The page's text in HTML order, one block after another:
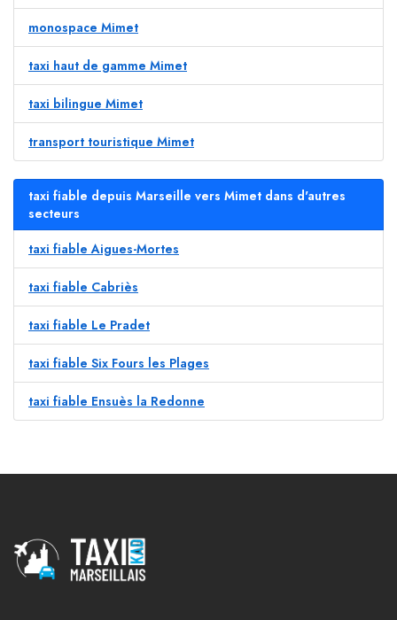
monospace Mimet
taxi haut de gamme Mimet
taxi bilingue Mimet
transport touristique Mimet
taxi fiable depuis Marseille vers Mimet dans d'autres
secteurs
taxi fiable Aigues-Mortes
taxi fiable Cabriès
taxi fiable Le Pradet
taxi fiable Six Fours les Plages
taxi fiable Ensuès la Redonne